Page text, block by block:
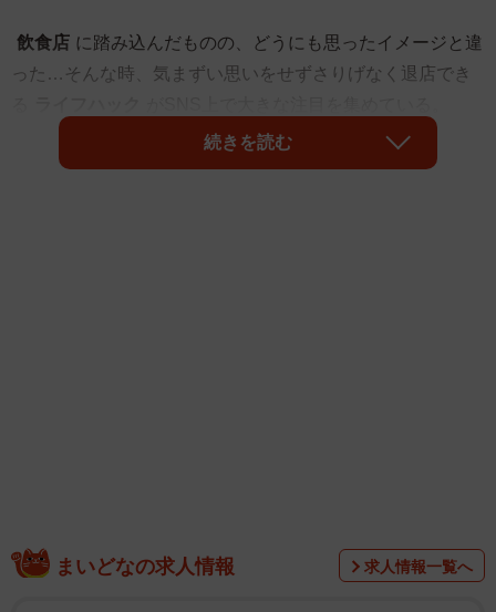
飲食店 に踏み込んだものの、どうにも思ったイメージと違
った…そんな時、気まずい思いをせずさりげなく退店でき
「飲食店に入ってから『この店はやばいな...』と思ったとき
続きを読む
まいどなの求人情報 求人情報一覧へ